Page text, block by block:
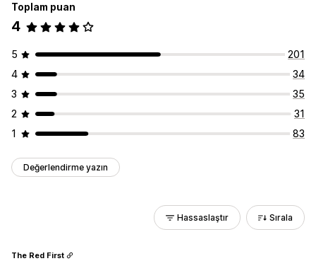
Toplam puan
4
5
201
4
34
3
35
2
31
1
83
Değerlendirme yazın
Hassaslaştır Sırala
The Red First